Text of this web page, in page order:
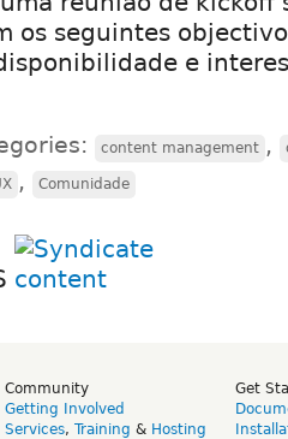
os seguintes
e
content management ,
, Comunidade
Community
Getting Involved
Services, Training & Hosting
Get